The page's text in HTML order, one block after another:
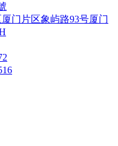
门片区象屿路93号厦门